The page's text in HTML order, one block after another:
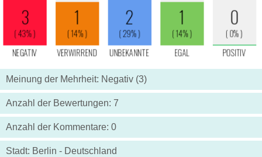
Meinung der Mehrheit: Negativ (3)
Anzahl der Bewertungen: 7
Anzahl der Kommentare: 0
Stadt: Berlin - Deutschland